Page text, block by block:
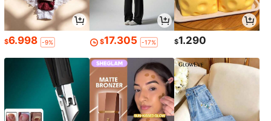
$6.998 -9% $17.305 -17% $1.290